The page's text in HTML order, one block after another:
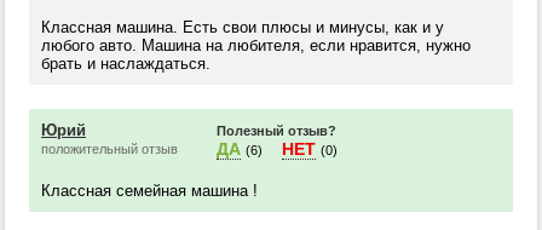
Классная машина. Есть свои плюсы и минусы, как и у
любого авто. Машина на любителя, если нравится, нужно
брать и наслаждаться.
Юрий
положительный отзыв
Полезный отзыв?
ДА (6) НЕТ (0)
Классная семейная машина !